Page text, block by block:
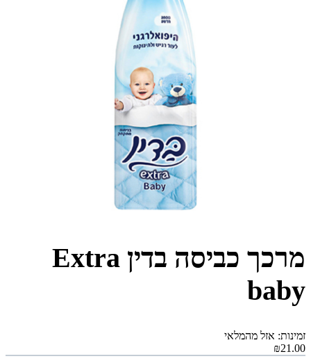
מרכך כביסה בדין Extra
baby
זמינות: אזל מהמלאי
₪21.00